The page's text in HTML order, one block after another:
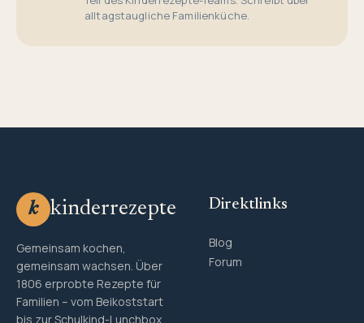
alltagstaugliche Familienküche.
k kinderrezepte
Gemeinsam kochen,
gemeinsam wachsen. Über
1806 erprobte Rezepte für
Familien – vom Beikoststart
bis zur Schulkind-Lunchbox.
Direktlinks
Blog
Forum